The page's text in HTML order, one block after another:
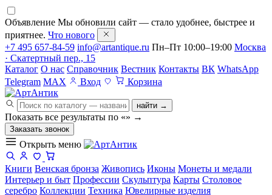
Объявление Мы обновили сайт — стало удобнее, быстрее и
приятнее. Что нового
+7 495 657-84-59 info@artantique.ru Пн–Пт 10:00–19:00 Москва
· Скатертный пер., 15
Каталог О нас Справочник Вестник Контакты ВК WhatsApp
Telegram MAX Вход Корзина
найти →
Показать все результаты по «» →
Заказать звонок
Открыть меню
Книги Венская бронза Живопись Иконы Монеты и медали
Интерьер и быт Профессии Скульптура Карты Столовое
серебро Коллекции Техника Ювелирные изделия